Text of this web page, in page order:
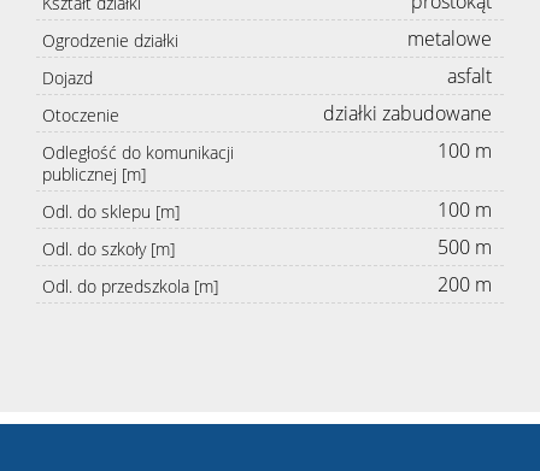
Ogrodzenie działki metalowe
Dojazd asfalt
Otoczenie działki zabudowane
Odległość do komunikacji
publicznej [m]
100 m
Odl. do sklepu [m] 100 m
Odl. do szkoły [m] 500 m
Odl. do przedszkola [m] 200 m